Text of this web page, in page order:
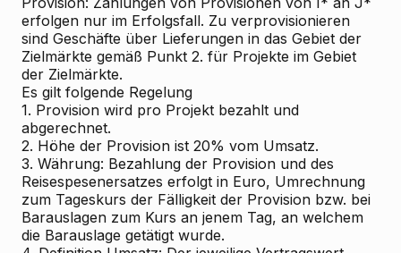
erfolgen nur im Erfolgsfall. Zu verprovisionieren
sind Geschäfte über Lieferungen in das Gebiet der
Zielmärkte gemäß Punkt 2. für Projekte im Gebiet
der Zielmärkte.
Es gilt folgende Regelung
1. Provision wird pro Projekt bezahlt und
abgerechnet.
2. Höhe der Provision ist 20% vom Umsatz.
3. Währung: Bezahlung der Provision und des
Reisespesenersatzes erfolgt in Euro, Umrechnung
zum Tageskurs der Fälligkeit der Provision bzw. bei
Barauslagen zum Kurs an jenem Tag, an welchem
die Barauslage getätigt wurde.